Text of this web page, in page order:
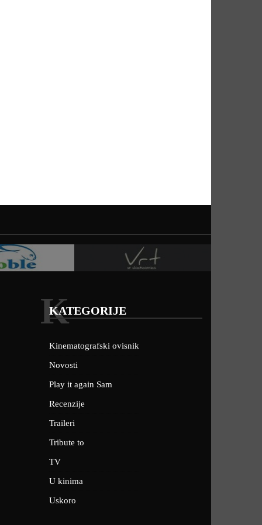
KATEGORIJE
K
Kinematografski ovisnik
Novosti
Play it again Sam
Recenzije
Traileri
Tribute to
TV
U kinima
Uskoro